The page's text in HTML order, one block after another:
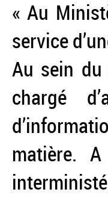
« Au
service
Au sein du
chargé
matière.